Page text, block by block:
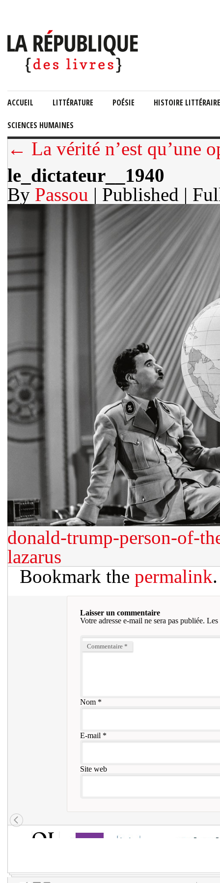
ACCUEIL LITTÉRATURE POÉSIE HISTOIRE LITTÉRAIRE
SCIENCES HUMAINES
← La vérité n’est qu’une
le_dictateur__1940
By Passou | Published |
donald-trump-person-of-
lazarus
Bookmark the permalink.
Laisser un commentaire
Votre adresse e-mail ne sera pas publiée. Les
Commentaire *
Nom*
E-mail *
Site web